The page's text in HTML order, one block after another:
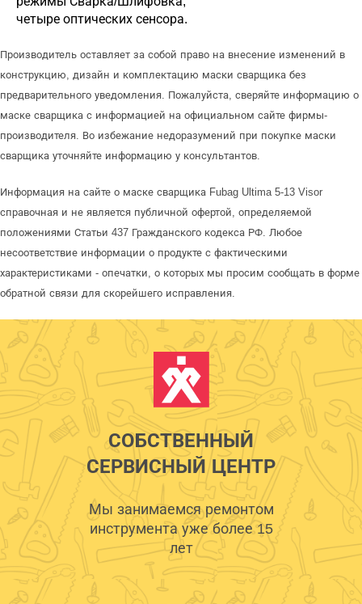
четыре оптических сенсора.
Производитель оставляет за собой право на внесение изменений в
конструкцию, дизайн и комплектацию маски сварщика без
предварительного уведомления. Пожалуйста, сверяйте информацию о
маске сварщика с информацией на официальном сайте фирмы-
производителя. Во избежание недоразумений при покупке маски
сварщика уточняйте информацию у консультантов.
Информация на сайте о маске сварщика Fubag Ultima 5-13 Visor
справочная и не является публичной офертой, определяемой
положениями Статьи 437 Гражданского кодекса РФ. Любое
несоответствие информации о продукте с фактическими
характеристиками - опечатки, о которых мы просим сообщать в форме
обратной связи для скорейшего исправления.
СОБСТВЕННЫЙ
СЕРВИСНЫЙ ЦЕНТР
Мы занимаемся ремонтом
инструмента уже более 15
лет